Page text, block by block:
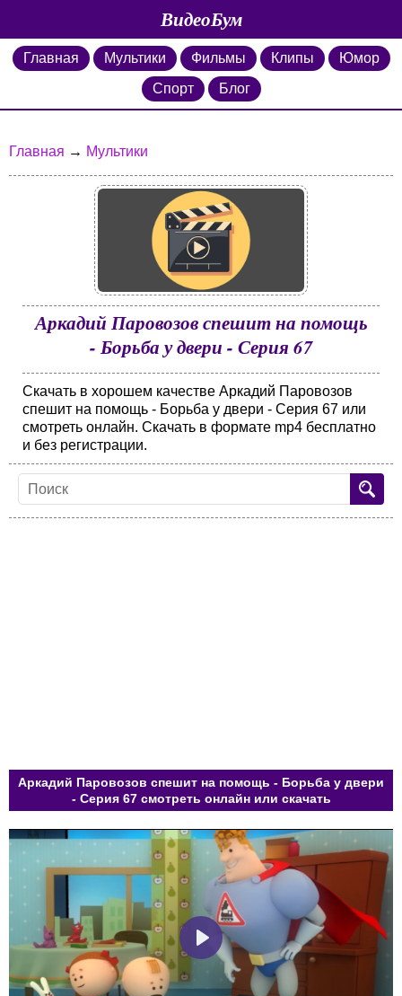
ВидеоБум
Главная Мультики Фильмы Клипы
Юмор
Спорт
Блог
Главная → Мультики
Аркадий Паровозов спешит на помощь
- Борьба у двери - Серия 67
Скачать в хорошем качестве Аркадий Паровозов
спешит на помощь - Борьба у двери - Серия 67 или
смотреть онлайн. Скачать в формате mp4 бесплатно
и без регистрации.
Аркадий Паровозов спешит на помощь - Борьба у двери
- Серия 67 смотреть онлайн или скачать
Play